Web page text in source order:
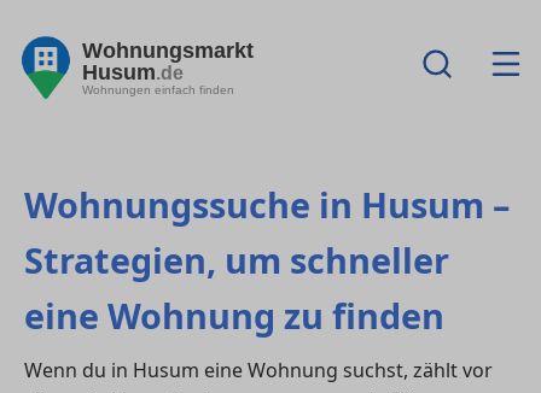
Wohnungsmarkt
Husum.de
Wohnungen einfach finden
Wohnungssuche in Husum –
Strategien, um schneller
eine Wohnung zu finden
Wenn du in Husum eine Wohnung suchst, zählt vor